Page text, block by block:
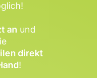
an und
direkt
!